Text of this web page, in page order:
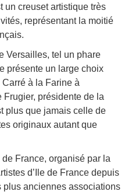
un creuset artistique très
représentant la moitié
Versailles, tel un phare
présente un large choix
à la Farine à
présidente de la
plus que jamais celle de
originaux autant que
de France, organisé par la
d’Ile de France depuis
plus anciennes associations